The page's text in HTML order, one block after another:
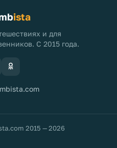
ista
и для
С 2015 года.
2015 — 2026